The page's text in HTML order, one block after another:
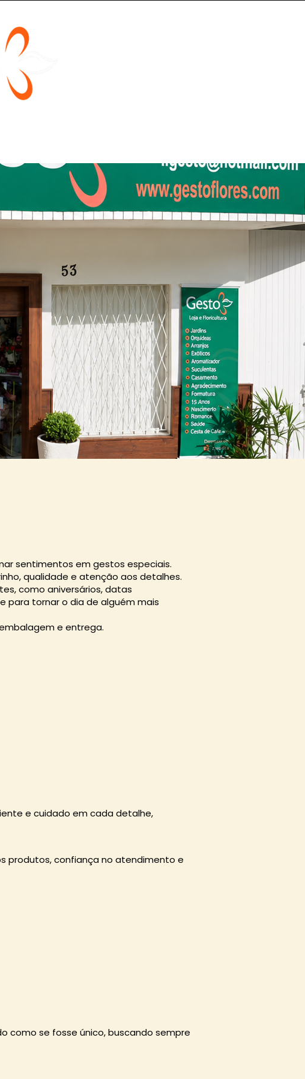
sentimentos em gestos especiais.
qualidade e atenção aos detalhes.
como aniversários, datas
para tornar o dia de alguém mais
e entrega.
e cuidado em cada detalhe,
produtos, confiança no atendimento e
como se fosse único, buscando sempre